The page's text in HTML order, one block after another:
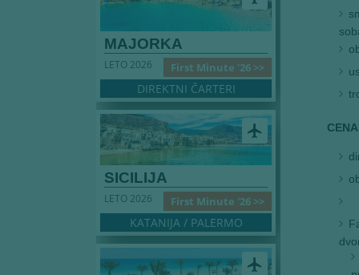
MAJORKA
First Minute '26 >>
LETO 2026
DIREKTNI ČARTERI
airplanemode_active
SICILIJA
First Minute '26 >>
LETO 2026
KATANIJA / PALERMO
airplanemode_active